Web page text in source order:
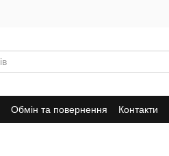
Обмін та повернення Контакти